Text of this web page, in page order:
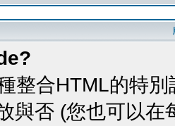
整合HTML的特
與否 (您也可以